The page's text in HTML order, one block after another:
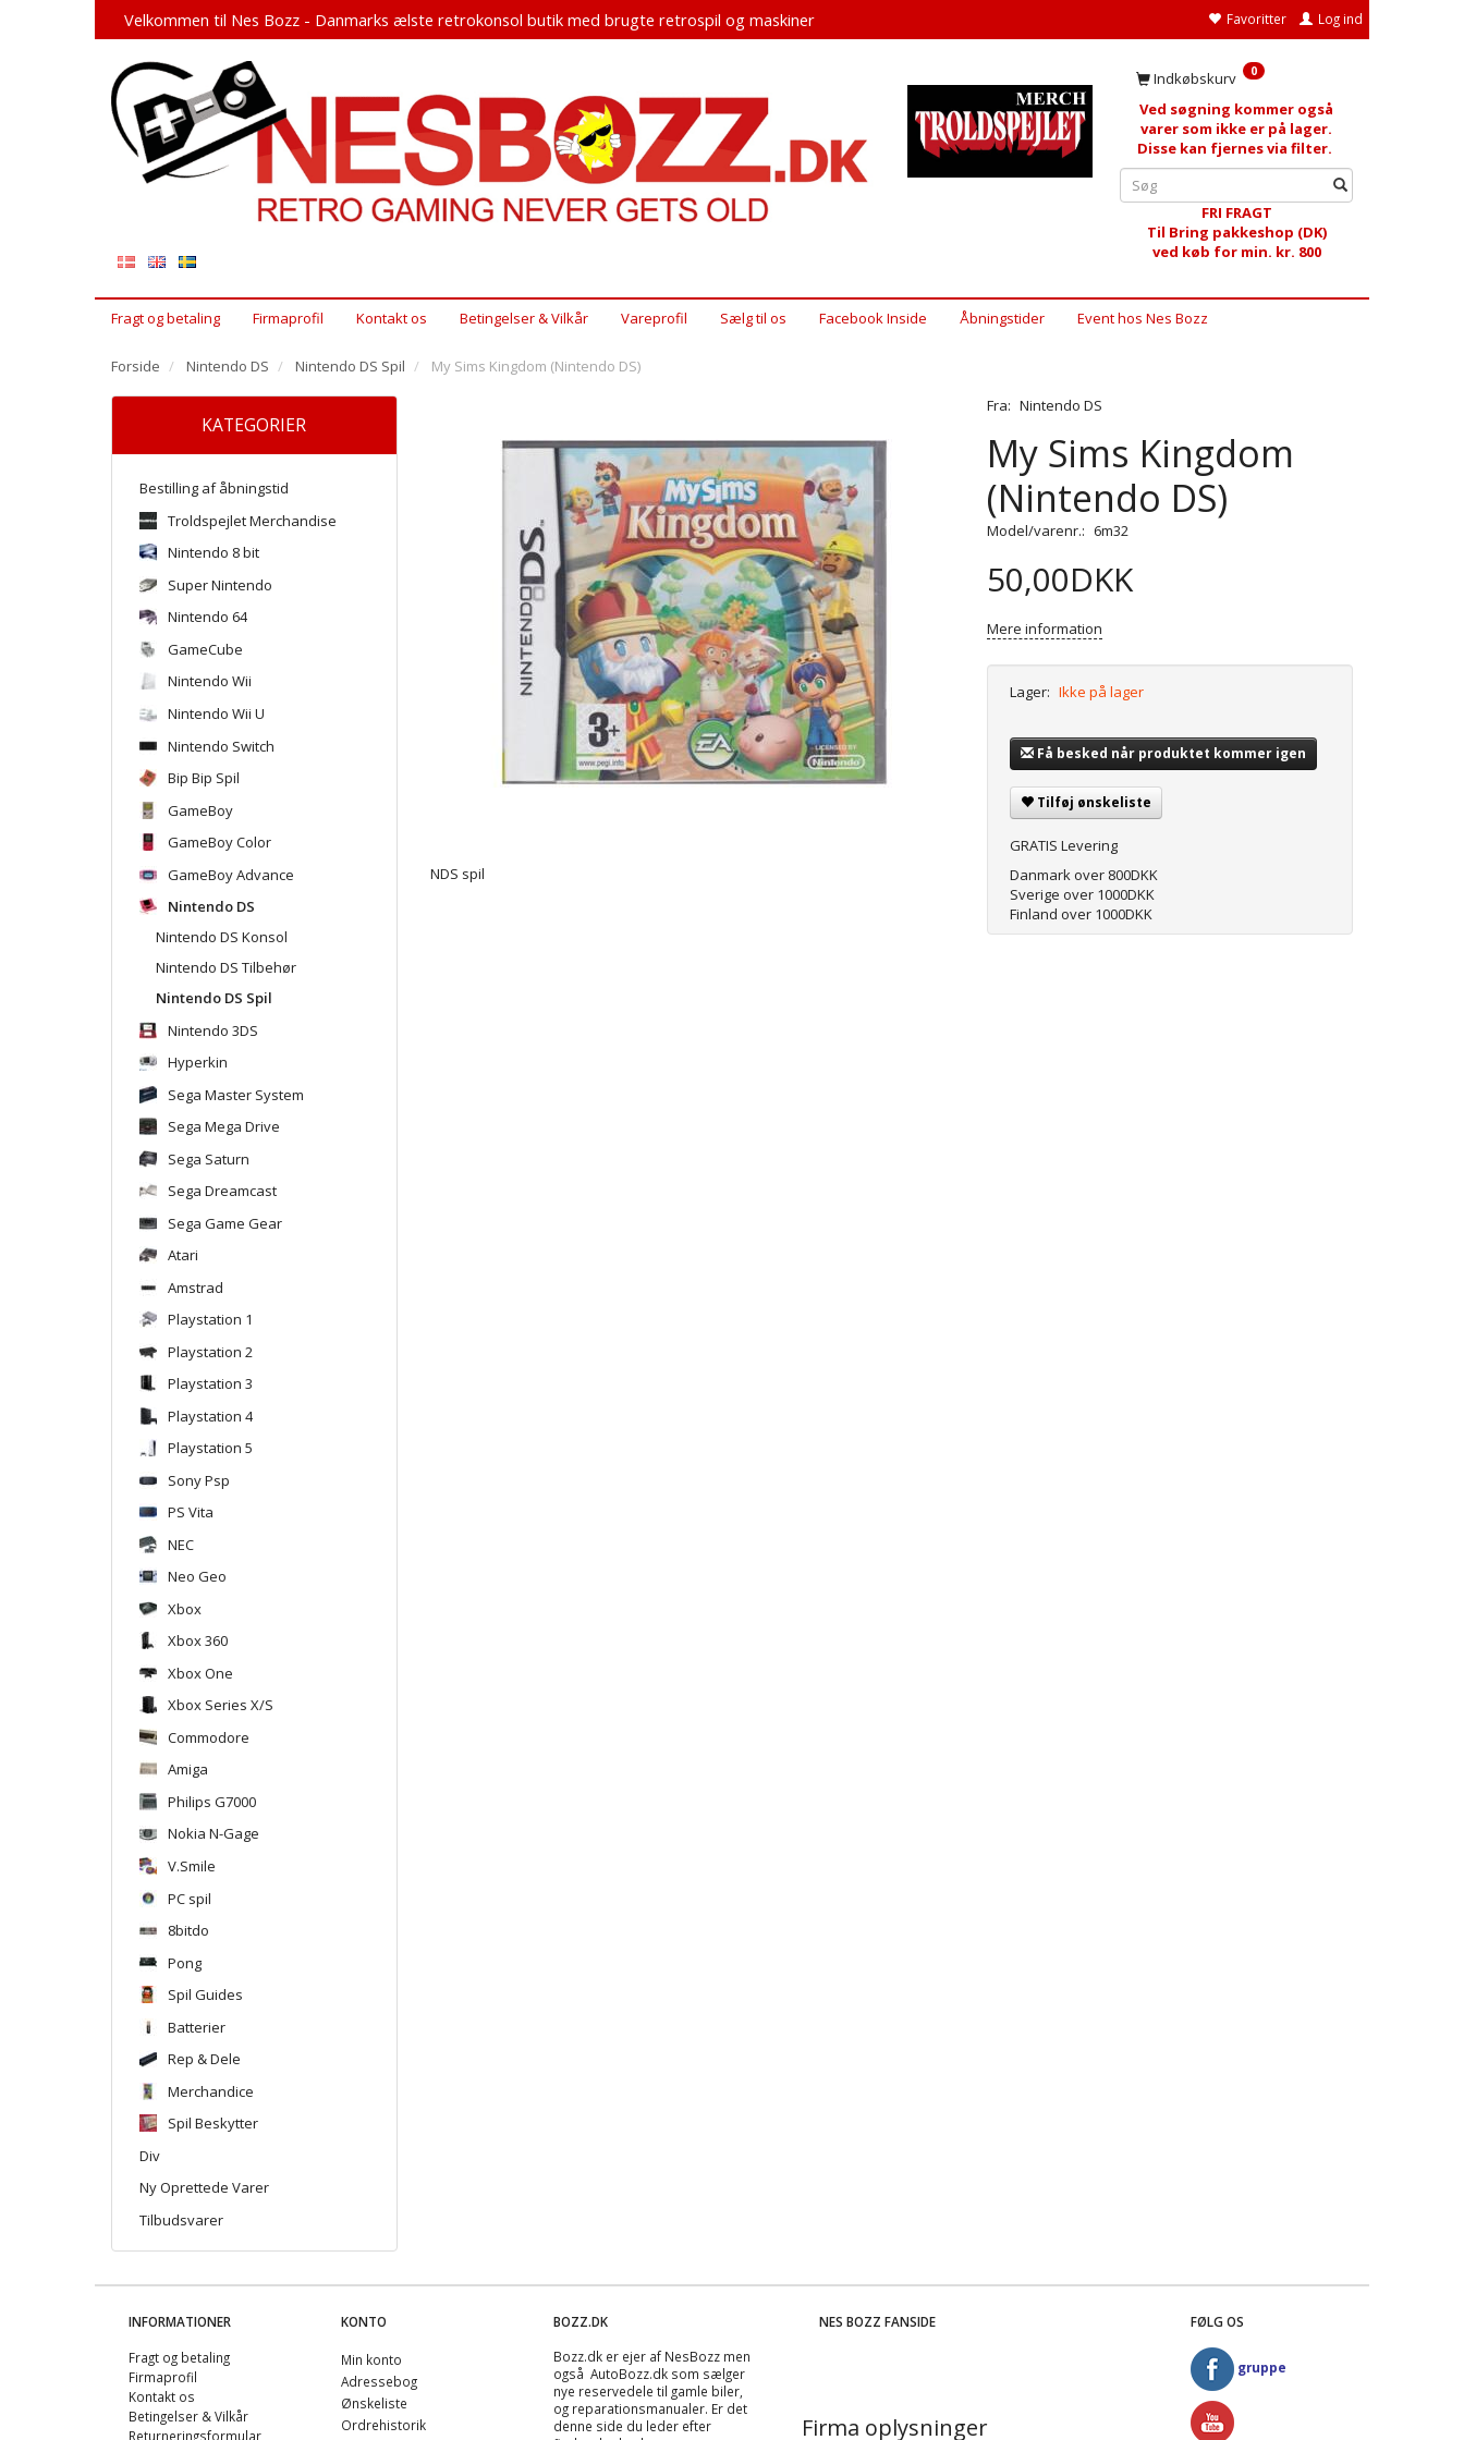
Favoritter Log ind
Velkommen til Nes Bozz - Danmarks ælste retrokonsol butik med brugte retrospil og maskiner
Indkøbskurv 0
Ved søgning kommer også
varer som ikke er på lager.
Disse kan fjernes via filter.
FRI FRAGT
Til Bring pakkeshop (DK)
ved køb for min. kr. 800
Fragt og betaling Firmaprofil Kontakt os Betingelser & Vilkår Vareprofil Sælg til os Facebook Inside Åbningstider Event hos Nes Bozz
Forside Nintendo DS Nintendo DS Spil My Sims Kingdom (Nintendo DS)
KATEGORIER
Bestilling af åbningstid
Troldspejlet Merchandise
Nintendo 8 bit
Super Nintendo
Nintendo 64
GameCube
Nintendo Wii
Nintendo Wii U
Nintendo Switch
Bip Bip Spil
GameBoy
GameBoy Color
GameBoy Advance
Nintendo DS
Nintendo DS Konsol
Nintendo DS Tilbehør
Nintendo DS Spil
Nintendo 3DS
Hyperkin
Sega Master System
Sega Mega Drive
Sega Saturn
Sega Dreamcast
Sega Game Gear
Atari
Amstrad
Playstation 1
Playstation 2
Playstation 3
Playstation 4
Playstation 5
Sony Psp
PS Vita
NEC
Neo Geo
Xbox
Xbox 360
Xbox One
Xbox Series X/S
Commodore
Amiga
Philips G7000
Nokia N-Gage
V.Smile
PC spil
8bitdo
Pong
Spil Guides
Batterier
Rep & Dele
Merchandice
Spil Beskytter
Div
Ny Oprettede Varer
Tilbudsvarer
NDS spil
Fra: Nintendo DS
My Sims Kingdom
(Nintendo DS)
Model/varenr.: 6m32
50,00DKK
Mere information
Lager: Ikke på lager
Få besked når produktet kommer igen
Tilføj ønskeliste
GRATIS Levering
Danmark over 800DKK
Sverige over 1000DKK
Finland over 1000DKK
INFORMATIONER
Fragt og betaling
Firmaprofil
Kontakt os
Betingelser & Vilkår
Returneringsformular
KONTO
Min konto
Adressebog
Ønskeliste
Ordrehistorik
BOZZ.DK
Bozz.dk er ejer af NesBozz men
også AutoBozz.dk som sælger
nye reservedele til gamle biler,
og reparationsmanualer. Er det
denne side du leder efter
NES BOZZ FANSIDE
Firma oplysninger
FØLG OS
gruppe